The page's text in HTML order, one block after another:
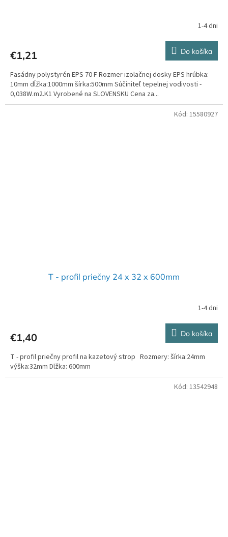
1-4 dni
€1,21 Do košíka
Fasádny polystyrén EPS 70 F Rozmer izolačnej dosky EPS hrúbka:
10mm dĺžka:1000mm šírka:500mm Súčiniteľ tepelnej vodivosti -
0,038W.m2.K1 Vyrobené na SLOVENSKU Cena za...
T - profil priečny 24 x 32 x 600mm
1-4 dni
€1,40 Do košíka
T - profil priečny profil na kazetový strop Rozmery: šírka:24mm
výška:32mm Dlžka: 600mm
Kód: 15580927
Kód: 13542948